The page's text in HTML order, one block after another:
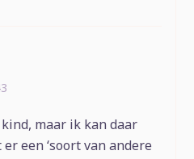
maar ik kan daar
een ‘soort van andere